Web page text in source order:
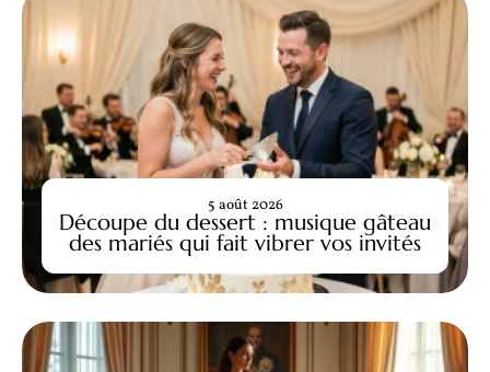
Découpe du dessert : musique gâteau
des mariés qui fait vibrer vos invités
5 août 2026